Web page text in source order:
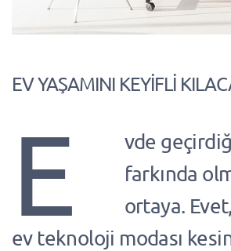
EV YAŞAMINI KEYİFLİ
E
vde
farkında
ortaya.
ev teknoloji modası